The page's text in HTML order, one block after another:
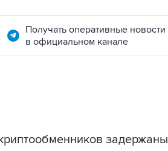
Получать оперативные новости
в официальном канале
задержаны